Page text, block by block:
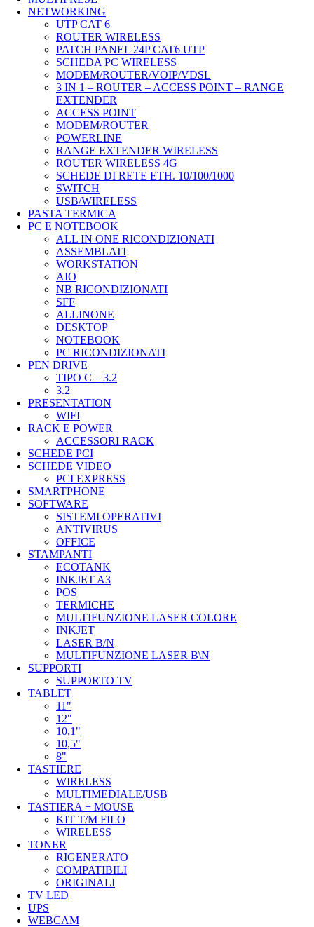
NETWORKING
UTP CAT 6
ROUTER WIRELESS
PATCH PANEL 24P CAT6 UTP
SCHEDA PC WIRELESS
MODEM/ROUTER/VOIP/VDSL
3 IN 1 – ROUTER – ACCESS POINT – RANGE
EXTENDER
ACCESS POINT
MODEM/ROUTER
POWERLINE
RANGE EXTENDER WIRELESS
ROUTER WIRELESS 4G
SCHEDE DI RETE ETH. 10/100/1000
SWITCH
USB/WIRELESS
PASTA TERMICA
PC E NOTEBOOK
ALL IN ONE RICONDIZIONATI
ASSEMBLATI
WORKSTATION
AIO
NB RICONDIZIONATI
SFF
ALLINONE
DESKTOP
NOTEBOOK
PC RICONDIZIONATI
PEN DRIVE
TIPO C – 3.2
3.2
PRESENTATION
WIFI
RACK E POWER
ACCESSORI RACK
SCHEDE PCI
SCHEDE VIDEO
PCI EXPRESS
SMARTPHONE
SOFTWARE
SISTEMI OPERATIVI
ANTIVIRUS
OFFICE
STAMPANTI
ECOTANK
INKJET A3
POS
TERMICHE
MULTIFUNZIONE LASER COLORE
INKJET
LASER B/N
MULTIFUNZIONE LASER B\N
SUPPORTI
SUPPORTO TV
TABLET
11"
12"
10,1"
10,5"
8"
TASTIERE
WIRELESS
MULTIMEDIALE/USB
TASTIERA + MOUSE
KIT T/M FILO
WIRELESS
TONER
RIGENERATO
COMPATIBILI
ORIGINALI
TV LED
UPS
WEBCAM